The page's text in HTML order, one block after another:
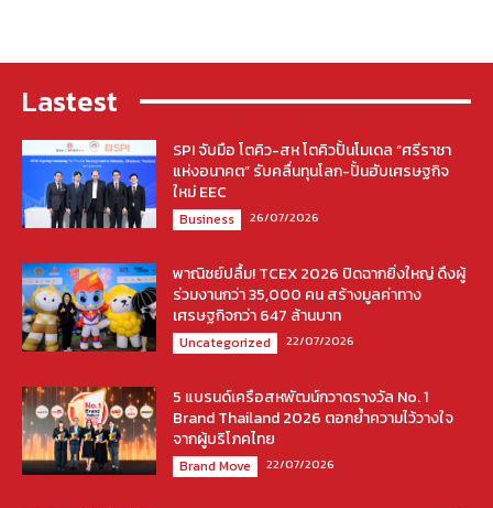
Lastest
SPI จับมือ โตคิว-สห โตคิวปั้นโมเดล “ศรีราชา
แห่งอนาคต” รับคลื่นทุนโลก-ปั้นฮับเศรษฐกิจ
ใหม่ EEC
Business 26/07/2026
พาณิชย์ปลื้ม! TCEX 2026 ปิดฉากยิ่งใหญ่ ดึงผู้
ร่วมงานกว่า 35,000 คน สร้างมูลค่าทาง
เศรษฐกิจกว่า 647 ล้านบาท
Uncategorized 22/07/2026
5 แบรนด์เครือสหพัฒน์กวาดรางวัล No. 1
Brand Thailand 2026 ตอกย้ำความไว้วางใจ
จากผู้บริโภคไทย
Brand Move 22/07/2026